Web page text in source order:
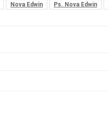
Nova Edwin Ps. Nova Edwin